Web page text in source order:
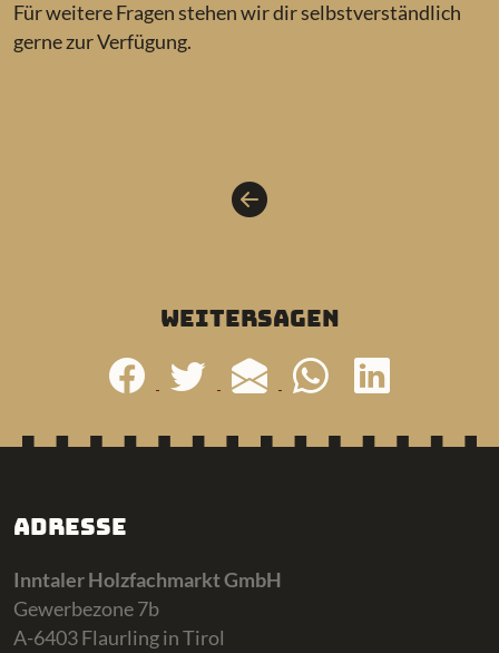
Für weitere Fragen stehen wir dir selbstverständlich
gerne zur Verfügung.
weitersagen
Adresse
Inntaler Holzfachmarkt GmbH
Gewerbezone 7b
A-6403 Flaurling in Tirol